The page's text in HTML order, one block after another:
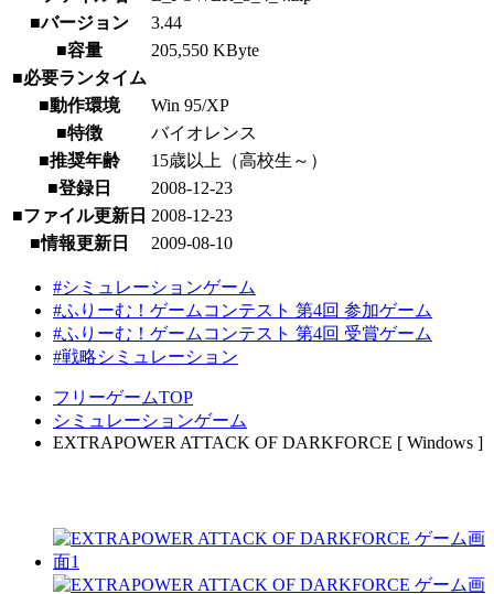
■バージョン
3.44
■容量
205,550 KByte
■必要ランタイム
■動作環境
Win 95/XP
■特徴
バイオレンス
■推奨年齢
15歳以上（高校生～）
■登録日
2008-12-23
■ファイル更新日 2008-12-23
■情報更新日
2009-08-10
#シミュレーションゲーム
#ふりーむ！ゲームコンテスト 第4回 参加ゲーム
#ふりーむ！ゲームコンテスト 第4回 受賞ゲーム
#戦略シミュレーション
フリーゲームTOP
シミュレーションゲーム
EXTRAPOWER ATTACK OF DARKFORCE [ Windows ]